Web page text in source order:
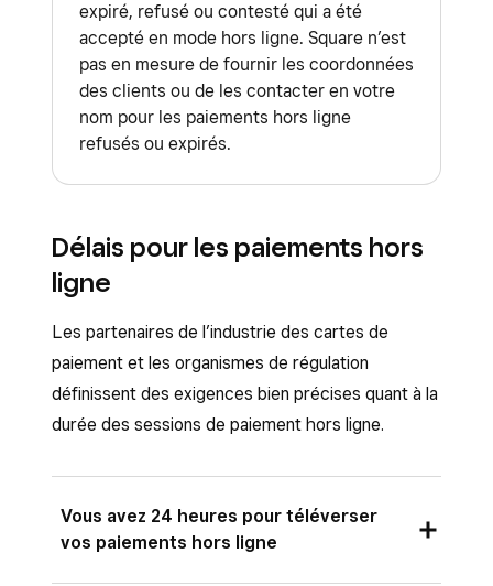
Paiement rapide sur iPhone
Tap to Pay on Android
Cartes saisies manuellement
Applications Square
mode Services
points gagnés par les clients lors de
paiements hors ligne une fois votre
connexion à Internet rétablie et les
Rapports : les rapports de fin de journée.
Découvrez commentconfigurer et
expiré, refusé ou contesté qui a été
accepté en mode hors ligne. Square n’est
pas en mesure de fournir les coordonnées
des clients ou de les contacter en votre
nom pour les paiements hors ligne
refusés ou expirés.
Délais pour les paiements hors
ligne
Les partenaires de l’industrie des cartes de
paiement et les organismes de régulation
définissent des exigences bien précises quant à la
durée des sessions de paiement hors ligne.
Vous avez 24 heures pour téléverser
vos paiements hors ligne